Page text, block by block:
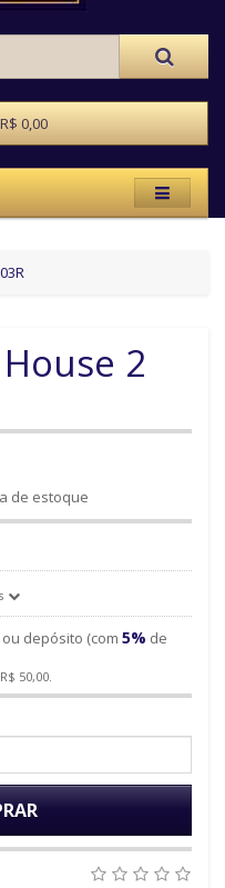
0,00
2
de estoque
depósito (com 5% de
50,00.